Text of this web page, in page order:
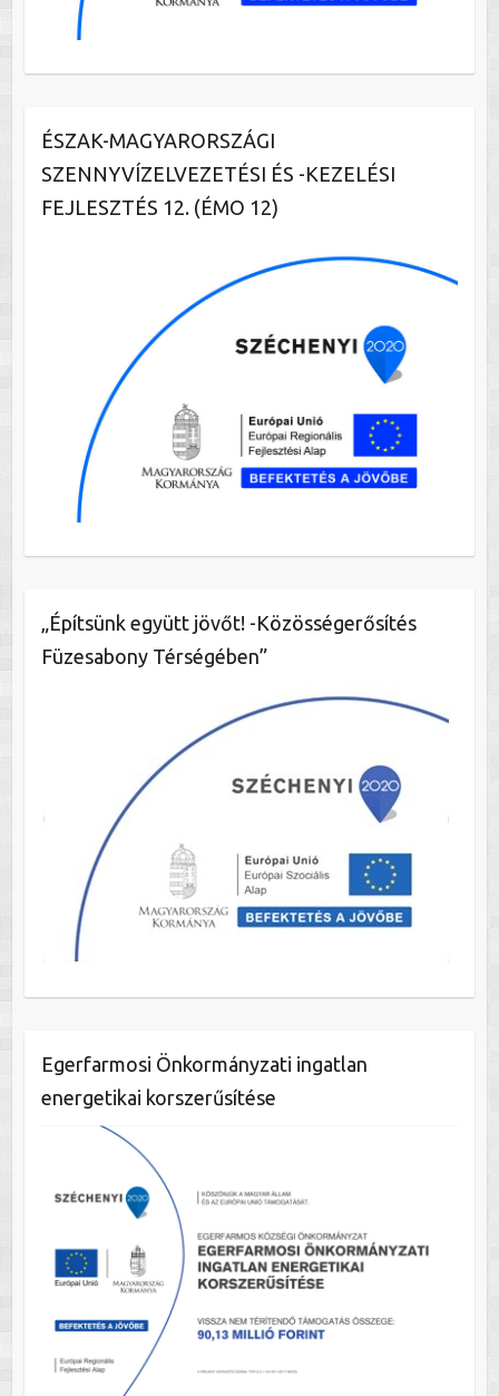
ÉSZAK-MAGYARORSZÁGI
SZENNYVÍZELVEZETÉSI ÉS -KEZELÉSI
FEJLESZTÉS 12. (ÉMO 12)
„Építsünk együtt jövőt! -Közösségerősítés
Füzesabony Térségében”
Egerfarmosi Önkormányzati ingatlan
energetikai korszerűsítése